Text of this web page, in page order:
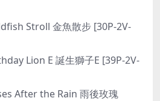
Stroll 金魚散步 [30P-2V-
Lion E 誕生獅子E [39P-2V-
After the Rain 雨後玫瑰